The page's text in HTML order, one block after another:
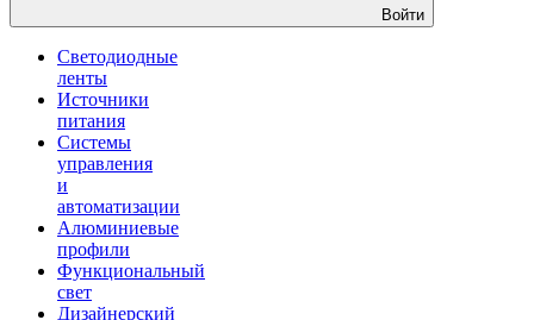
Войти
Светодиодные
ленты
Источники
питания
Системы
управления
и
автоматизации
Алюминиевые
профили
Функциональный
свет
Дизайнерский